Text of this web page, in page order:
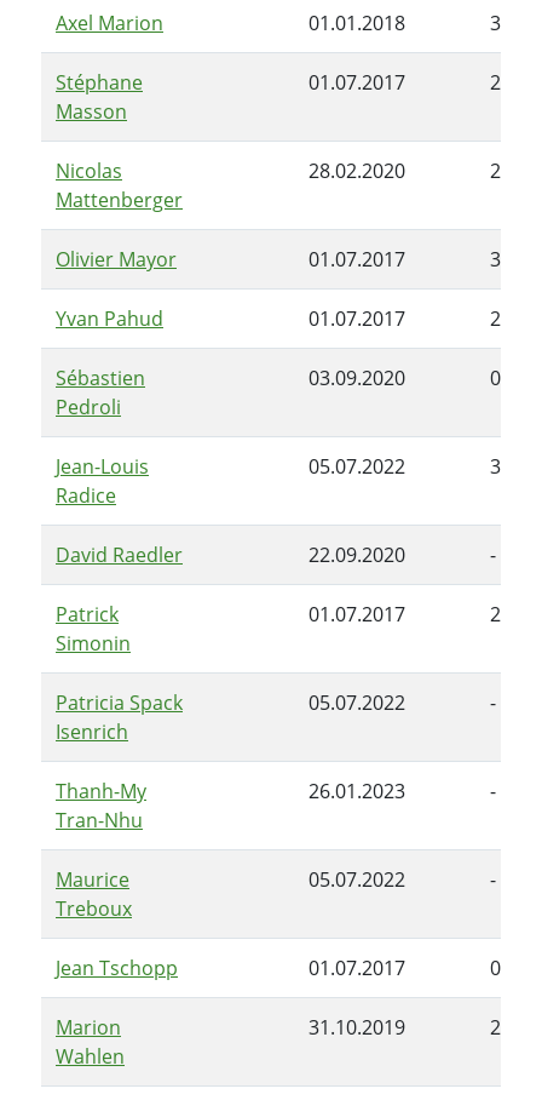
Axel Marion 01.01.2018
Stéphane
Masson
01.07.2017
Nicolas
Mattenberger
28.02.2020
Olivier Mayor 01.07.2017
Yvan Pahud 01.07.2017
Sébastien
Pedroli
03.09.2020
Jean-Louis
Radice
05.07.2022
David Raedler 22.09.2020 -
Patrick
Simonin
01.07.2017
Patricia Spack
Isenrich
05.07.2022 -
Thanh-My
Tran-Nhu
26.01.2023 -
Maurice
Treboux
05.07.2022 -
Jean Tschopp 01.07.2017
Marion
Wahlen
31.10.2019